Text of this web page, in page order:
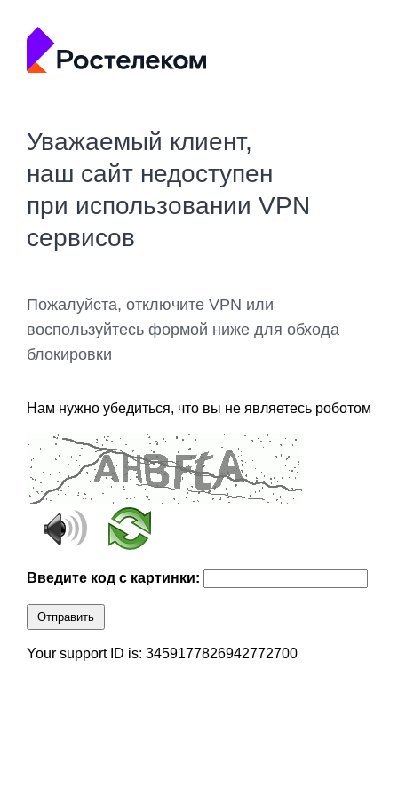
Уважаемый клиент,
наш сайт недоступен
при использовании VPN
сервисов
Пожалуйста, отключите VPN или
воспользуйтесь формой ниже для обхода
блокировки
Нам нужно убедиться, что вы не являетесь роботом
Введите код с картинки:
Отправить
Your support ID is: 3459177826942772700